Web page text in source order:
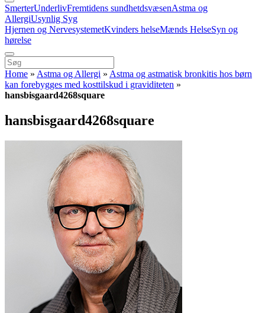
SmerterUnderlivFremtidens sundhetdsvæsenAstma og
AllergiUsynlig Syg
Hjernen og NervesystemetKvinders helseMænds HelseSyn og
hørelse
Home » Astma og Allergi » Astma og astmatisk bronkitis hos børn
kan forebygges med kosttilskud i graviditeten »
hansbisgaard4268square
hansbisgaard4268square